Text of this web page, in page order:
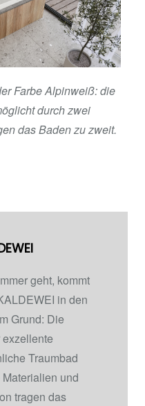
Farbe Alpinweiß: die
durchzwei
das Baden zu zweit.
geht, kommt
in den
Grund: Die
Traumbad
und
tragen das